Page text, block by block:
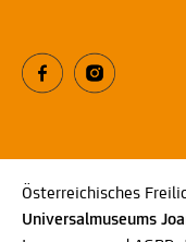
Österreichisches
Universalmuseums